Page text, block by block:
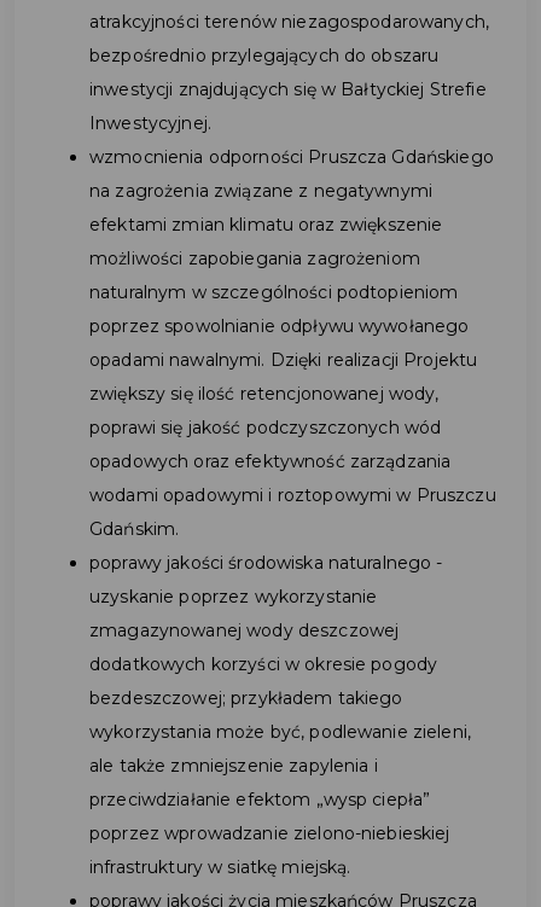
atrakcyjności terenów niezagospodarowanych,
bezpośrednio przylegających do obszaru
inwestycji znajdujących się w Bałtyckiej Strefie
Inwestycyjnej.
wzmocnienia odporności Pruszcza Gdańskiego
na zagrożenia związane z negatywnymi
efektami zmian klimatu oraz zwiększenie
możliwości zapobiegania zagrożeniom
naturalnym w szczególności podtopieniom
poprzez spowolnianie odpływu wywołanego
opadami nawalnymi. Dzięki realizacji Projektu
zwiększy się ilość retencjonowanej wody,
poprawi się jakość podczyszczonych wód
opadowych oraz efektywność zarządzania
wodami opadowymi i roztopowymi w Pruszczu
Gdańskim.
poprawy jakości środowiska naturalnego -
uzyskanie poprzez wykorzystanie
zmagazynowanej wody deszczowej
dodatkowych korzyści w okresie pogody
bezdeszczowej; przykładem takiego
wykorzystania może być, podlewanie zieleni,
ale także zmniejszenie zapylenia i
przeciwdziałanie efektom „wysp ciepła”
poprzez wprowadzanie zielono-niebieskiej
infrastruktury w siatkę miejską.
poprawy jakości życia mieszkańców Pruszcza